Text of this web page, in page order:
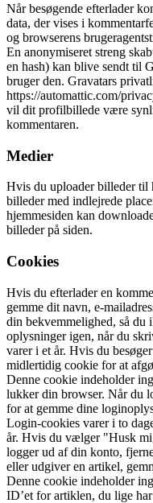
Når besøgende efterlader
data, der vises i
og browserens
En anonymiseret streng
en hash) kan blive sendt til
bruger den. Gravatars
https://automattic.com/
vil dit profilbillede være
kommentaren.
Medier
Hvis du uploader billeder til
billeder med indlejrede
hjemmesiden kan
billeder på siden.
Cookies
Hvis du efterlader en
gemme dit navn, e-
din bekvemmelighed, så du
oplysninger igen, når du
varer i et år. Hvis du
midlertidig cookie for at
Denne cookie indeholder
lukker din browser. Når du
for at gemme dine
Login-cookies varer i to
år. Hvis du vælger "Husk
logger ud af din konto,
eller udgiver en artikel,
Denne cookie indeholder
ID’et for artiklen, du lige